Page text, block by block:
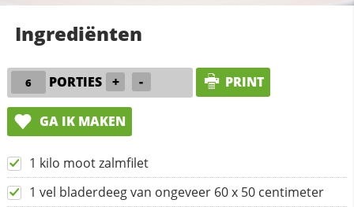
Ingrediënten
PORTIES + - PRINT
GA IK MAKEN
1 kilo moot zalmfilet
1 vel bladerdeeg van ongeveer 60 x 50 centimeter